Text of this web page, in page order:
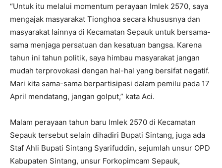
“Untuk itu melalui momentum perayaan Imlek 2570, saya
mengajak masyarakat Tionghoa secara khususnya dan
masyarakat lainnya di Kecamatan Sepauk untuk bersama-
sama menjaga persatuan dan kesatuan bangsa. Karena
tahun ini tahun politik, saya himbau masyarakat jangan
mudah terprovokasi dengan hal-hal yang bersifat negatif.
Mari kita sama-sama berpartisipasi dalam pemilu pada 17
April mendatang, jangan golput,” kata Aci.
Malam perayaan tahun baru Imlek 2570 di Kecamatan
Sepauk tersebut selain dihadiri Bupati Sintang, juga ada
Staf Ahli Bupati Sintang Syarifuddin, sejumlah unsur OPD
Kabupaten Sintang, unsur Forkopimcam Sepauk,